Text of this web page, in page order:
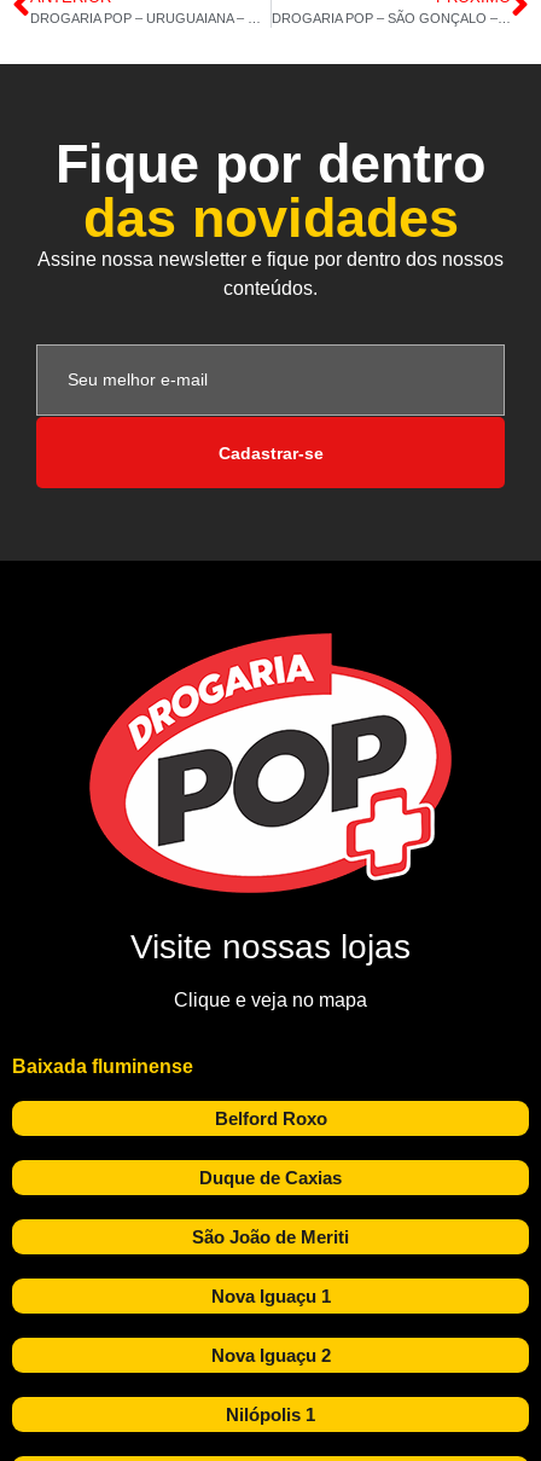
DROGARIA POP – SÃO GONÇALO – VITAMINA E – MAGNÉSIO DILAMATO – 03/08/2022 – 15H 00M
Fique por dentro
das novidades
Assine nossa newsletter e fique por dentro dos nossos
conteúdos.
Cadastrar-se
Visite nossas lojas
Clique e veja no mapa
Baixada fluminense
Belford Roxo
Duque de Caxias
São João de Meriti
Nova Iguaçu 1
Nova Iguaçu 2
Nilópolis 1